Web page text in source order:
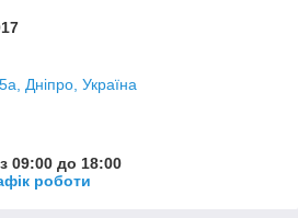
Дніпро, Україна
09:00 до 18:00
роботи